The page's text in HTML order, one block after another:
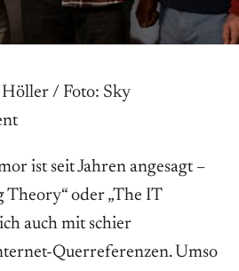
/ Foto: Sky
ist seit Jahren angesagt –
Theory“ oder „The IT
auch mit schier
Querreferenzen. Umso